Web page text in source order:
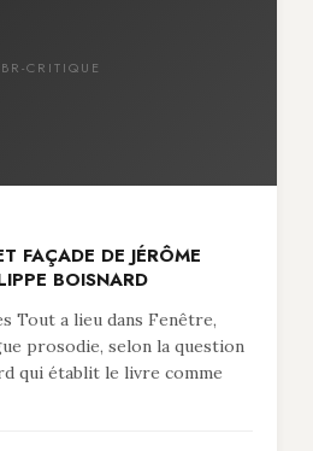
CRITIQUE
FAÇADE DE JÉRÔME
BOISNARD
Tout a lieu dans Fenêtre,
prosodie, selon la question
qui établit le livre comme